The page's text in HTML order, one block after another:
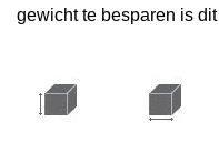
gewicht te besparen is